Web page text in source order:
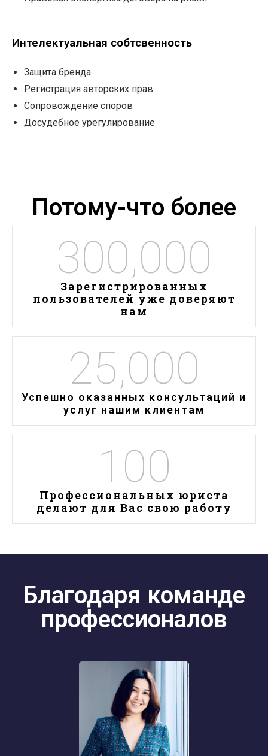
Интелектуальная собтсвенность
Защита бренда
Регистрация авторских прав
Сопровождение споров
Досудебное урегулирование
Потому-что более
300,000
Зарегистрированных
пользователей уже доверяют
нам
25,000
Успешно оказанных консультаций и
услуг нашим клиентам
100
Профессиональных юриста
делают для Вас свою работу
Благодаря команде
профессионалов